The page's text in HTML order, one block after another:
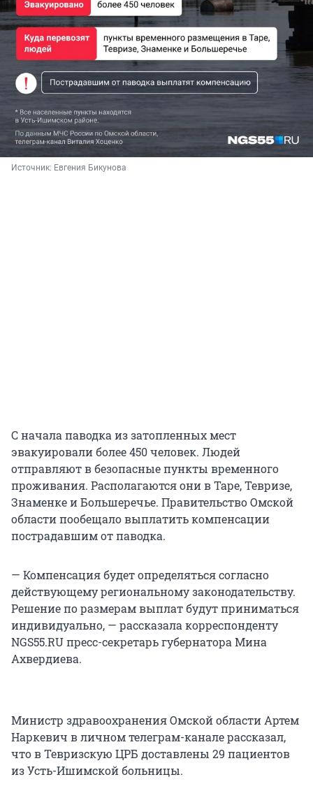
Источник: Евгения Бикунова
С начала паводка из затопленных мест
эвакуировали более 450 человек. Людей
отправляют в безопасные пункты временного
проживания. Располагаются они в Таре, Тевризе,
Знаменке и Большеречье. Правительство Омской
области пообещало выплатить компенсации
пострадавшим от паводка.
— Компенсация будет определяться согласно
действующему региональному законодательству.
Решение по размерам выплат будут приниматься
индивидуально, — рассказала корреспонденту
NGS55.RU пресс-секретарь губернатора Мина
Ахвердиева.
Министр здравоохранения Омской области Артем
Наркевич в личном телеграм-канале рассказал,
что в Тевризскую ЦРБ доставлены 29 пациентов
из Усть-Ишимской больницы.